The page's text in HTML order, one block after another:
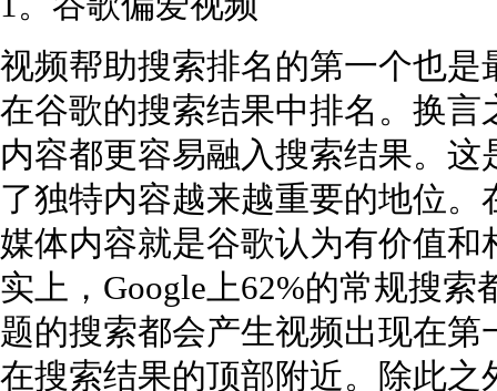
视频帮助搜索排名的第一个也
在谷歌的搜索结果中排名。换
内容都更容易融入搜索结果。
了独特内容越来越重要的地位
媒体内容就是谷歌认为有价值
实上，Google上62%的常规搜
题的搜索都会产生视频出现在
在搜索结果的顶部附近。除此